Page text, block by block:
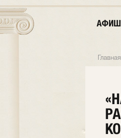
Главная